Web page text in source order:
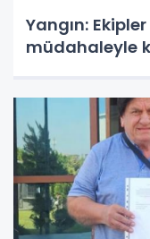
Yangın:
müdahaleyle